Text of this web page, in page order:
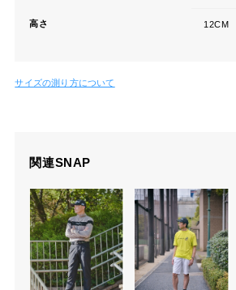
高さ 12CM
サイズの測り方について
関連SNAP